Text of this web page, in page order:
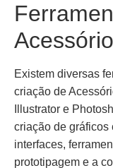
Existem diversas
criação de
Illustrator e
criação de gráficos
interfaces,
prototipagem e a